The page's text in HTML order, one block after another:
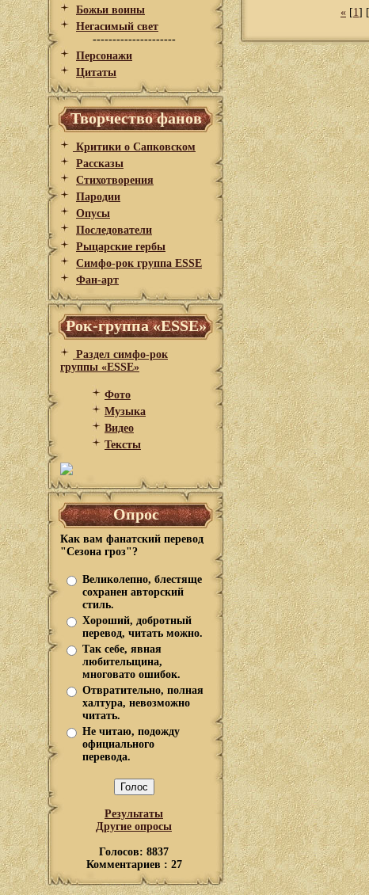
Божьи воины
Негасимый свет
---------------------
Персонажи
Цитаты
Творчество фанов
Критики о Сапковском
Рассказы
Стихотворения
Пародии
Опусы
Последователи
Рыцарские гербы
Симфо-рок группа ESSE
Фан-арт
Рок-группа «ESSE»
Раздел симфо-рок
группы «ESSE»
Фото
Музыка
Видео
Тексты
Опрос
Как вам фанатский перевод
"Сезона гроз"?
Великолепно, блестяще
сохранен авторский
стиль.
Хороший, добротный
перевод, читать можно.
Так себе, явная
любительщина,
многовато ошибок.
Отвратительно, полная
халтура, невозможно
читать.
Не читаю, подожду
официального
перевода.
Результаты
Другие опросы
Голосов: 8837
Комментариев : 27
« [1] [